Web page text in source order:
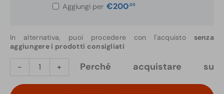
Aggiungi per €200,00
In alternativa, puoi procedere con l'acquisto senza
aggiungere i prodotti consigliati
-
Localizzatore
Occultato
+ Perché acquistare su